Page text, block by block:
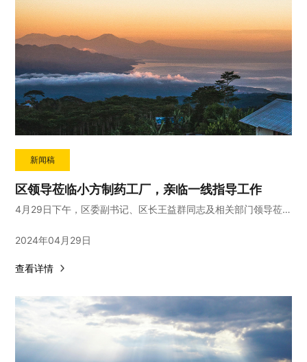
新闻稿
区领导莅临小方制药工厂，亲临一线指导工作
4月29日下午，区委副书记、区长王益群同志及相关部门领导莅临小方制药股份有限公司位于上海市奉贤区海湾镇的的工厂及仓库进行实地考察，深入了解小方制药的生产运营情况，并为公司未来的发展提供了重要指导。
2024年04月29日
查看详情